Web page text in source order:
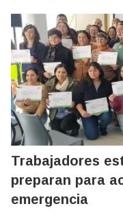
Trabajadores
preparan para
emergencia